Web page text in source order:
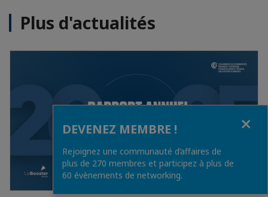
Plus d'actualités
DEVENEZ MEMBRE !
Rejoignez une communauté d’affaires de
plus de 270 membres et participez à plus de
60 évènements de networking.